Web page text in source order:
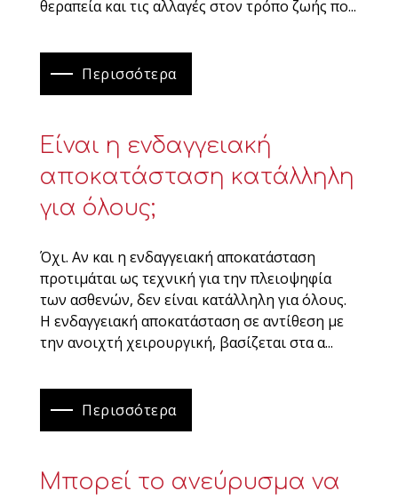
θεραπεία και τις αλλαγές στον τρόπο ζωής πο...
Περισσότερα
Είναι η ενδαγγειακή
αποκατάσταση κατάλληλη
για όλους;
Όχι. Αν και η ενδαγγειακή αποκατάσταση
προτιμάται ως τεχνική για την πλειοψηφία
των ασθενών, δεν είναι κατάλληλη για όλους.
Η ενδαγγειακή αποκατάσταση σε αντίθεση με
την ανοιχτή χειρουργική, βασίζεται στα α...
Περισσότερα
Μπορεί το ανεύρυσμα να